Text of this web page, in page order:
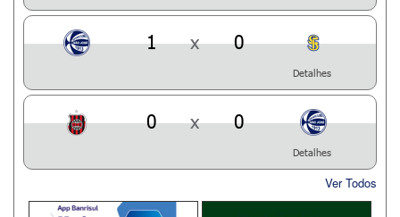
1 x 0
Detalhes
0 x 0
Detalhes
Ver Todos